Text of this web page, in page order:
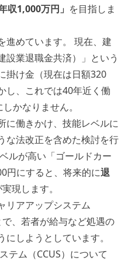
収1,000万円」 を目指しま
進めています。 現在、建
設業退職金共済）」という
掛け金（現在は日額320
し、これでは40年近く働
かなりません。
に働きかけ、技能レベルに
な法改正を含めた検討を行
ルが高い「ゴールドカー
円にすると、将来的に退
現します。
リアアップシステム
で、若者が給与など処遇の
しようとしています。
テム（CCUS）について